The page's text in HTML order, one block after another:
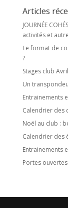
Articles
JOURNÉE
activités et
Le format de
?
Stages club
Un
Entrainements
Calendrier des
Noël au club :
Calendrier des
Entrainements
Portes ouvertes